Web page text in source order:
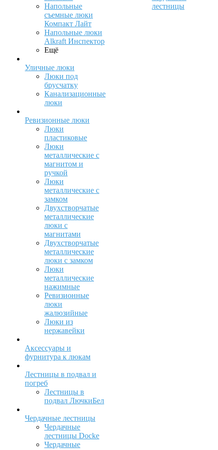
Напольные
съемные люки
Компакт Лайт
Напольные люки
Alkraft Инспектор
Ещё
Уличные люки
Люки под
брусчатку
Канализационные
люки
Ревизионные люки
Люки
пластиковые
Люки
металлические с
магнитом и
ручкой
Люки
металлические с
замком
Двухстворчатые
металлические
люки с
магнитами
Двухстворчатые
металлические
люки с замком
Люки
металлические
нажимные
Ревизионные
люки
жалюзийные
Люки из
нержавейки
Аксессуары и
фурнитура к люкам
Лестницы в подвал и
погреб
Лестницы в
подвал ЛючкиБел
Чердачные лестницы
Чердачные
лестницы Docke
Чердачные
лестницы